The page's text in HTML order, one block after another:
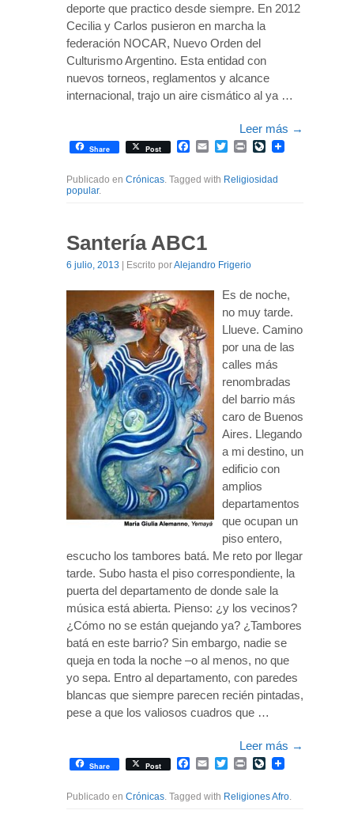
deporte que practico desde siempre. En 2012
Cecilia y Carlos pusieron en marcha la
federación NOCAR, Nuevo Orden del
Culturismo Argentino. Esta entidad con
nuevos torneos, reglamentos y alcance
internacional, trajo un aire cismático al ya …
Leer más →
Share Post Facebook
EmailTwitterPrintLiveJournal
Publicado en Crónicas. Tagged with Religiosidad
popular.
Santería ABC1
6 julio, 2013 | Escrito porAlejandro Frigerio
Es de noche,
no muy tarde.
Llueve. Camino
por una de las
calles más
renombradas
del barrio más
caro de Buenos
Aires. Llegando
a mi destino, un
edificio con
amplios
departamentos
que ocupan un
piso entero,
escucho los tambores batá. Me reto por llegar
tarde. Subo hasta el piso correspondiente, la
puerta del departamento de donde sale la
música está abierta. Pienso: ¿y los vecinos?
¿Cómo no se están quejando ya? ¿Tambores
batá en este barrio? Sin embargo, nadie se
queja en toda la noche –o al menos, no que
yo sepa. Entro al departamento, con paredes
blancas que siempre parecen recién pintadas,
pese a que los valiosos cuadros que …
Leer más →
Share Post Facebook
EmailTwitterPrintLiveJournal
Publicado en Crónicas. Tagged with Religiones Afro.